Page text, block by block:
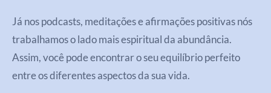
Já nos podcasts, meditações e afirmações positivas nós
trabalhamos o lado mais espiritual da abundância.
Assim, você pode encontrar o seu equilíbrio perfeito
entre os diferentes aspectos da sua vida.